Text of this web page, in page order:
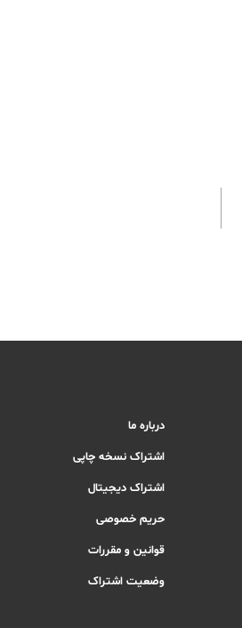
درباره ما
اشتراک نسخه چاپی
اشتراک دیجیتال
حریم خصوصی
قوانین و مقررات
وضعیت اشتراک